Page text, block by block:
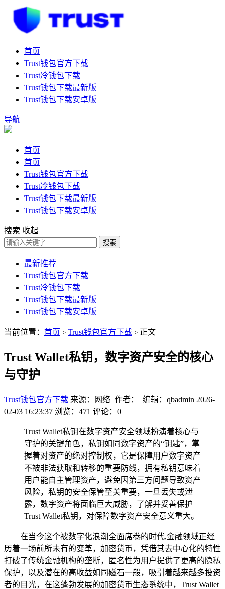
首页
Trust钱包官方下载
Trust冷钱包下载
Trust钱包下载最新版
Trust钱包下载安卓版
导航
首页
首页
Trust钱包官方下载
Trust冷钱包下载
Trust钱包下载最新版
Trust钱包下载安卓版
搜索 收起
搜索
最新推荐
Trust钱包官方下载
Trust冷钱包下载
Trust钱包下载最新版
Trust钱包下载安卓版
当前位置： 首页 > Trust钱包官方下载 > 正文
Trust Wallet私钥，数字资产安全的核心
与守护
Trust钱包官方下载 来源：网络 作者： 编辑：qbadmin 2026-
02-03 16:23:37 浏览：471 评论：0
Trust Wallet私钥在数字资产安全领域扮演着核心与
守护的关键角色，私钥如同数字资产的“钥匙”，掌
握着对资产的绝对控制权，它是保障用户数字资产
不被非法获取和转移的重要防线，拥有私钥意味着
用户能自主管理资产，避免因第三方问题导致资产
风险，私钥的安全保管至关重要，一旦丢失或泄
露，数字资产将面临巨大威胁，了解并妥善保护
Trust Wallet私钥，对保障数字资产安全意义重大。
在当今这个被数字化浪潮全面席卷的时代,金融领域正经
历着一场前所未有的变革，加密货币，凭借其去中心化的特性
打破了传统金融机构的垄断，匿名性为用户提供了更高的隐私
保护，以及潜在的高收益如同磁石一般，吸引着越来越多投资
者的目光，在这蓬勃发展的加密货币生态系统中，Trust Wallet